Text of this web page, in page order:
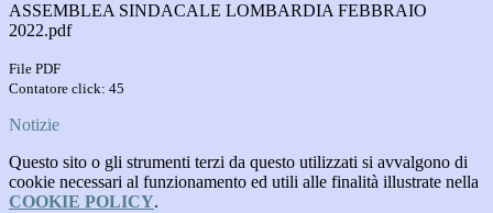
ASSEMBLEA SINDACALE LOMBARDIA FEBBRAIO
2022.pdf
File PDF
Contatore click: 45
Notizie
Questo sito o gli strumenti terzi da questo utilizzati si avvalgono di
cookie necessari al funzionamento ed utili alle finalità illustrate nella
COOKIE POLICY.